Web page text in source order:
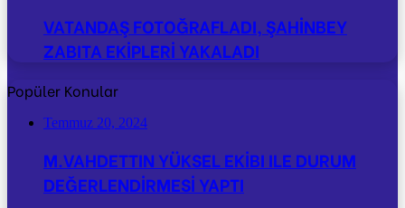
VATANDAŞ FOTOĞRAFLADI, ŞAHİNBEY
ZABITA EKİPLERİ YAKALADI
Popüler Konular
Temmuz 20, 2024
M.VAHDETTIN YÜKSEL EKİBI ILE DURUM
DEĞERLENDİRMESİ YAPTI